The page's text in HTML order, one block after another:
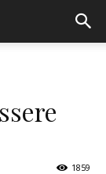
1859